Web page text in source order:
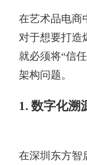
在艺术品电商
对于想要打造
就必须将“信
架构问题。
1. 数字化溯
在深圳东方智